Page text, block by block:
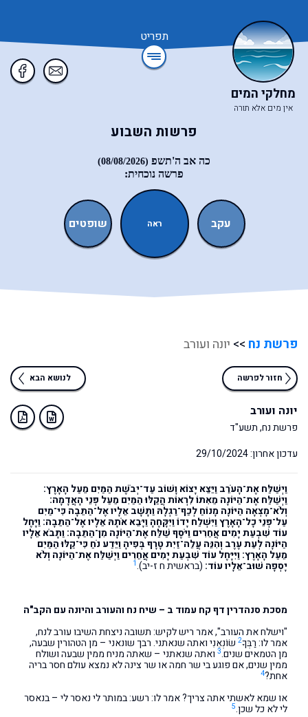
תפריט
מחלקי המים
אין מים אלא תורה
פרשות השבוע
כה אב ה'תשפ (08/08/2026)
פרשה נוכחית:
שופטים ראה עקב
פרשת נח >> יונה ועורב
חזור לפרשה לנושא הבא
יונה ועורב
פרשת נח, תשע"ד
עדכון אחרון: 29/10/2024
וַיְשַׁלַּח אֶת־הָעֹרֵב וַיֵּצֵא יָצוֹא וָשׁוֹב עַד־יְבֹשֶׁת הַמַּיִם מֵעַל הָאָרֶץ:
וַיְשַׁלַּח אֶת־הַיּוֹנָה מֵאִתּוֹ לִרְאוֹת הֲקַלּוּ הַמַּיִם מֵעַל פְּנֵי הָאֲדָמָה:
וְלֹא־מָצְאָה הַיּוֹנָה מָנוֹחַ לְכַף־רַגְלָהּ וַתָּשָׁב אֵלָיו אֶל־הַתֵּבָה כִּי־מַיִם
עַל־פְּנֵי כָל־הָאָרֶץ וַיִּשְׁלַח יָדוֹ וַיִּקָּחֶהָ וַיָּבֵא אֹתָהּ אֵלָיו אֶל־הַתֵּבָה: וַיָּחֶל
עוֹד שִׁבְעַת יָמִים אֲחֵרִים וַיֹּסֶף שַׁלַּח אֶת־הַיּוֹנָה מִן־הַתֵּבָה: וַתָּבֹא אֵלָיו
הַיּוֹנָה לְעֵת עֶרֶב וְהִנֵּה עֲלֵה־זַיִת טָרָף בְּפִיהָ וַיֵּדַע נֹחַ כִּי־קַלּוּ הַמַּיִם
מֵעַל הָאָרֶץ: וַיִּיָּחֶל עוֹד שִׁבְעַת יָמִים אֲחֵרִים וַיְשַׁלַּח אֶת־הַיּוֹנָה וְלֹא
יָסְפָה שׁוּב־אֵלָיו עוֹד: (בראשית ח ז-יב).1
מסכת סנהדרין דף קח עמוד ב – שיח נח והעורב והיונה עם הקב"ה
"וישלח את העורב", אמר ריש לקיש: תשובה ניצחת השיבו עורב לנח,
אמר לו: רַבְּךָ2 שׂוֹנְאֵנִי ואתה שנאתני. רבך שונאני – מן הטהורין שבעה,
מן הטמאים שנים.3 ואתה שנאתני – שאתה מניח ממין שבעה ושולח
ממין שנים, אם פוגע בי שר חמה או שר צינה לא נמצא עולם חסר בריה
אחת?4
או שמא לאשתי אתה צריך? אמר לו: רשע: במותר לי נאסר לי – בנאסר
לי לא כל שכן.5